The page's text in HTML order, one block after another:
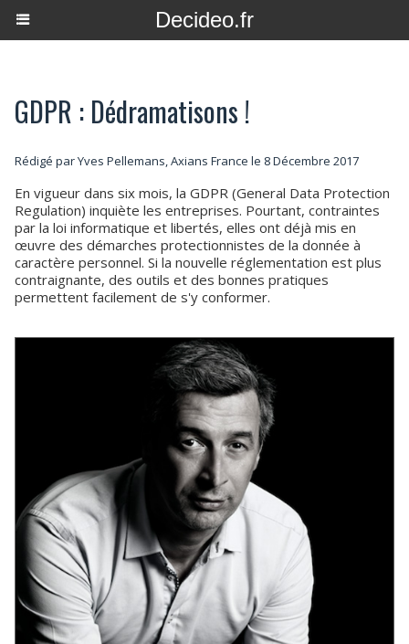
Decideo.fr
GDPR : Dédramatisons !
Rédigé par Yves Pellemans, Axians France le 8 Décembre 2017
En vigueur dans six mois, la GDPR (General Data Protection
Regulation) inquiète les entreprises. Pourtant, contraintes
par la loi informatique et libertés, elles ont déjà mis en
œuvre des démarches protectionnistes de la donnée à
caractère personnel. Si la nouvelle réglementation est plus
contraignante, des outils et des bonnes pratiques
permettent facilement de s'y conformer.